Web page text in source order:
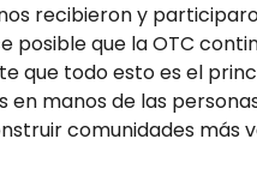
recibieron y
que la OTC
que todo esto es el
manos de las
comunidades más